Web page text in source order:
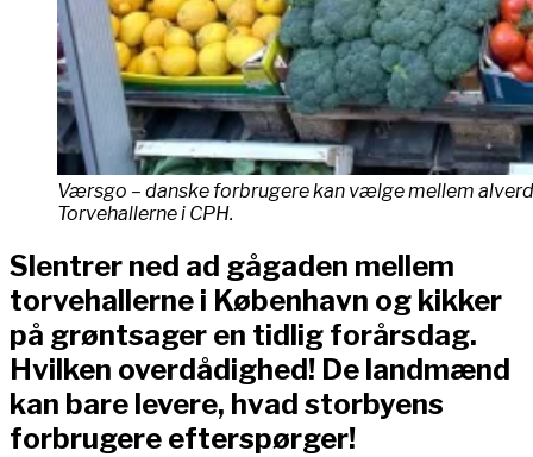
Værsgo – danske forbrugere kan vælge mellem
Torvehallerne i CPH.
Slentrer ned ad gågaden mellem
torvehallerne i København og kikker
på grøntsager en tidlig forårsdag.
Hvilken overdådighed! De landmænd
kan bare levere, hvad storbyens
forbrugere efterspørger!